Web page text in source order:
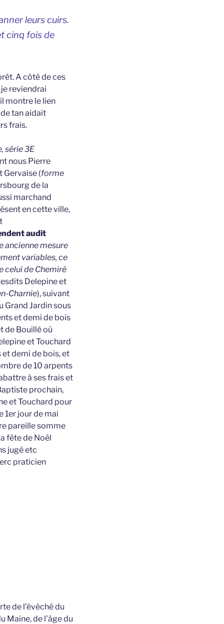
leurs cuirs.
cinq fois de
A côté de ces
reviendrai
montre le lien
tan aidait
frais.
série 3E
nous Pierre
Gervaise (forme
de la
marchand
en cette ville,
audit
ancienne mesure
variables, ce
celui de Chemiré
Delepine et
Charnie), suivant
Grand Jardin sous
et demi de bois
de Bouillé où
et Touchard
demi de bois, et
de 10 arpents
à ses frais et
prochain,
et Touchard pour
1er jour de mai
pareille somme
fête de Noël
jugé etc
praticien
de l’évêché du
Maine, de l’âge du